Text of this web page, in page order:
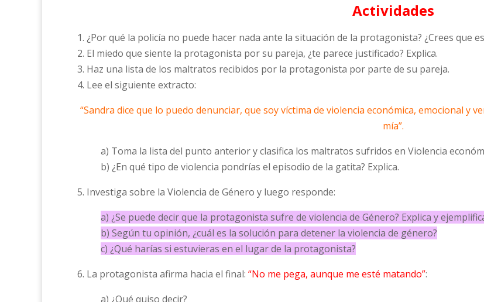
Actividades
1. ¿Por qué la policía no puede hacer nada ante la situación de la protagonista? ¿Crees que
2. El miedo que siente la protagonista por su pareja, ¿te parece justificado? Explica.
3. Haz una lista de los maltratos recibidos por la protagonista por parte de su pareja.
4. Lee el siguiente extracto:
“Sandra dice que lo puedo denunciar, que soy víctima de violencia económica, emocional y
mía”.
a) Toma la lista del punto anterior y clasifica los maltratos sufridos en Violencia
b) ¿En qué tipo de violencia pondrías el episodio de la gatita? Explica.
5. Investiga sobre la Violencia de Género y luego responde:
a) ¿Se puede decir que la protagonista sufre de violencia de Género? Explica y
b) Según tu opinión, ¿cuál es la solución para detener la violencia de género?
c) ¿Qué harías si estuvieras en el lugar de la protagonista?
6. La protagonista afirma hacia el final: “No me pega, aunque me esté matando”:
a) ¿Qué quiso decir?